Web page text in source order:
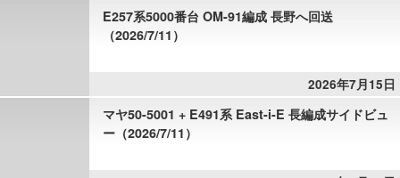
E257系5000番台 OM-91編成 長野へ回送
（2026/7/11）
2026年7月15日
マヤ50-5001 + E491系 East-i-E 長編成サイドビュ
ー（2026/7/11）